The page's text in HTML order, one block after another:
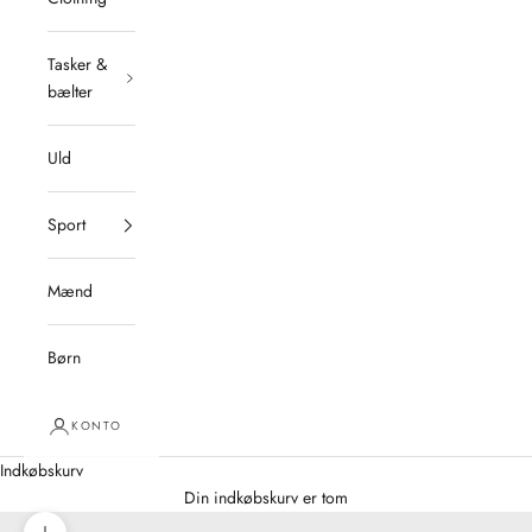
Tasker &
bælter
Uld
Sport
Mænd
Børn
KONTO
Indkøbskurv
Din indkøbskurv er tom